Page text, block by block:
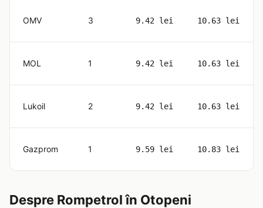
OMV 3 9.42 lei 10.63 lei
MOL 1 9.42 lei 10.63 lei
Lukoil 2 9.42 lei 10.63 lei
Gazprom 1 9.59 lei 10.83 lei
Despre Rompetrol în Otopeni